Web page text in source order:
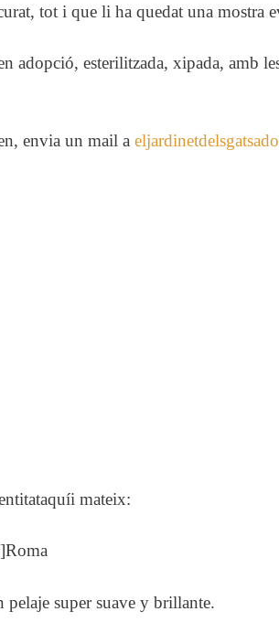
tot i que li ha quedat una mostra
adopció, esterilitzada, xipada, amb
envia un mail a
mateix:
super suave y brillante.